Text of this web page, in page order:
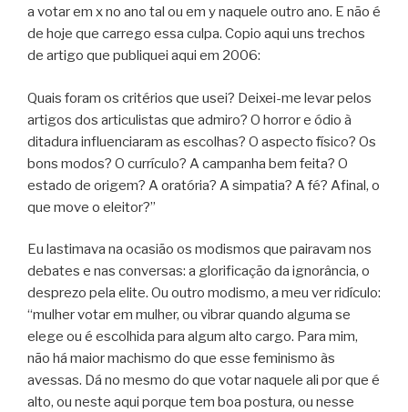
a votar em x no ano tal ou em y naquele outro ano. E não é
de hoje que carrego essa culpa. Copio aqui uns trechos
de artigo que publiquei aqui em 2006:
Quais foram os critérios que usei? Deixei-me levar pelos
artigos dos articulistas que admiro? O horror e ódio à
ditadura influenciaram as escolhas? O aspecto físico? Os
bons modos? O currículo? A campanha bem feita? O
estado de origem? A oratória? A simpatia? A fé? Afinal, o
que move o eleitor?”
Eu lastimava na ocasião os modismos que pairavam nos
debates e nas conversas: a glorificação da ignorância, o
desprezo pela elite. Ou outro modismo, a meu ver ridículo:
“mulher votar em mulher, ou vibrar quando alguma se
elege ou é escolhida para algum alto cargo. Para mim,
não há maior machismo do que esse feminismo às
avessas. Dá no mesmo do que votar naquele ali por que é
alto, ou neste aqui porque tem boa postura, ou nesse